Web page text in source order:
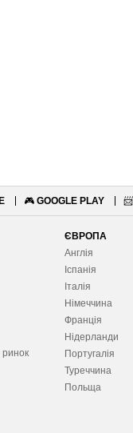
🎮 GOOGLE PLAY 📨
ЄВРОПА
Англія
Іспанія
Італія
Німеччина
Франція
Нідерланди
Португалія
Туреччина
Польща